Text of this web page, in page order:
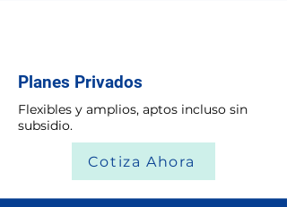
Planes Privados
Flexibles y amplios, aptos incluso sin
subsidio.
Cotiza Ahora